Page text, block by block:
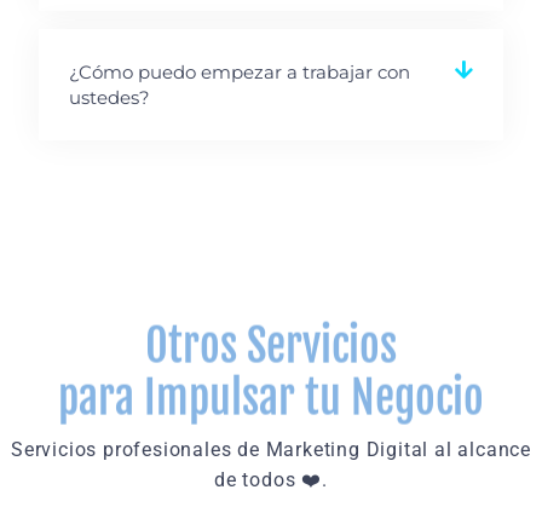
¿Cómo puedo empezar a trabajar con
ustedes?
Otros Servicios
para Impulsar tu Negocio
Servicios profesionales de Marketing Digital al alcance
de todos ❤️.